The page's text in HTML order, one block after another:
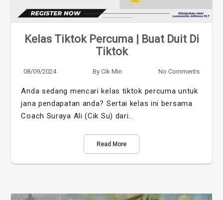
Kelas Tiktok Percuma | Buat Duit Di
Tiktok
08/09/2024 By Cik Min No Comments
Anda sedang mencari kelas tiktok percuma untuk
jana pendapatan anda? Sertai kelas ini bersama
Coach Suraya Ali (Cik Su) dari…
Read More